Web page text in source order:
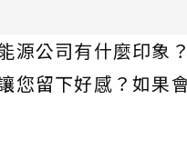
源公司有什麼印象
您留下好感？如果